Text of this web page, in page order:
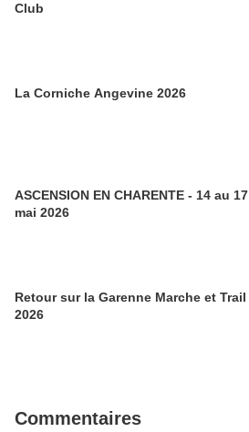
Club
La Corniche Angevine 2026
ASCENSION EN CHARENTE - 14 au 17
mai 2026
Retour sur la Garenne Marche et Trail
2026
Commentaires